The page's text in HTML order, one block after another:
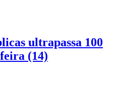
ultrapassa 100
(14)